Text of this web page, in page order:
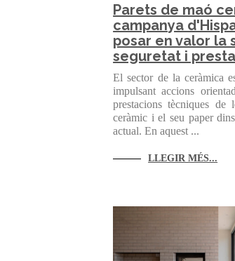
Parets de maó
campanya
posar en valor la
seguretat i
El sector de la ceràmica
impulsant accions
prestacions tècniques de
ceràmic i el seu paper
actual. En aquest ...
LLEGIR MÉS...